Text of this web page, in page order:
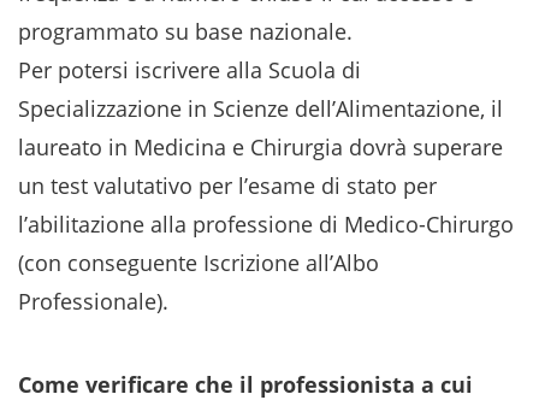
programmato su base nazionale.
Per potersi iscrivere alla Scuola di
Specializzazione in Scienze dell’Alimentazione, il
laureato in Medicina e Chirurgia dovrà superare
un test valutativo per l’esame di stato per
l’abilitazione alla professione di Medico-Chirurgo
(con conseguente Iscrizione all’Albo
Professionale).
Come verificare che il professionista a cui